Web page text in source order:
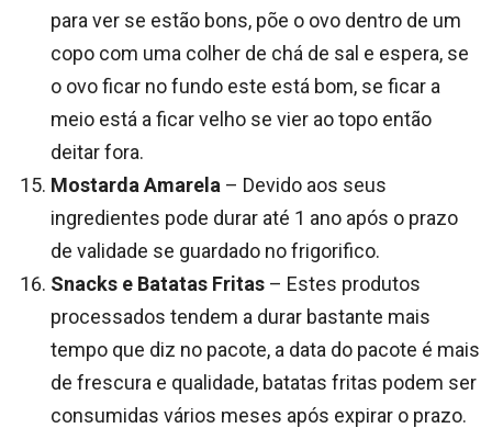
para ver se estão bons, põe o ovo dentro de um
copo com uma colher de chá de sal e espera, se
o ovo ficar no fundo este está bom, se ficar a
meio está a ficar velho se vier ao topo então
deitar fora.
Mostarda Amarela – Devido aos seus
ingredientes pode durar até 1 ano após o prazo
de validade se guardado no frigorifico.
Snacks e Batatas Fritas – Estes produtos
processados tendem a durar bastante mais
tempo que diz no pacote, a data do pacote é mais
de frescura e qualidade, batatas fritas podem ser
consumidas vários meses após expirar o prazo.